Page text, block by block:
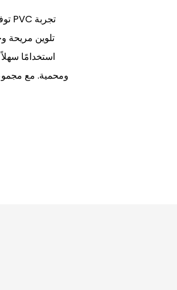
تلوين مريحة
استخدامًا
ومحمية. مع